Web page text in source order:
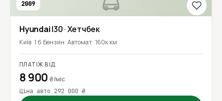
2009
HyundaiI30· Хетчбек
Київ 1.6 Бензин Автомат 160к км
ПЛАТІЖ ВІД
8 900₴/міс
Ціна авто 292 000 ₴